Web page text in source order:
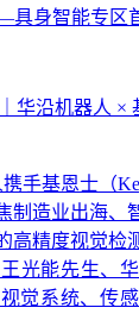
身智能专区
华沿机器人 ×
手基恩士（
制造业出海、
高精度视觉检
光能先生、
觉系统、传